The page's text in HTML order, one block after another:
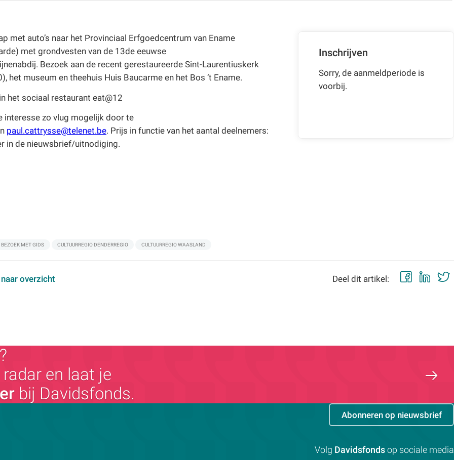
met auto’s naar het Provinciaal Erfgoedcentrum van Ename
met grondvesten van de 13de eeuwse
Bezoek aan de recent gerestaureerde Sint-Laurentiuskerk
het museum en theehuis Huis Baucarme en het Bos ‘t Ename.
het sociaal restaurant eat@12
interesse zo vlug mogelijk door te
paul.cattrysse@telenet.be. Prijs in functie van het aantal deelnemers:
in de nieuwsbrief/uitnodiging.
Inschrijven
Sorry, de aanmeldperiode is
voorbij.
BEZOEK MET GIDS CULTUURREGIO DENDERREGIO CULTUURREGIO WAASLAND
overzicht Deel dit artikel:
en laat je
bij Davidsfonds.
Abonneren op nieuwsbrief
Volg Davidsfonds op sociale media